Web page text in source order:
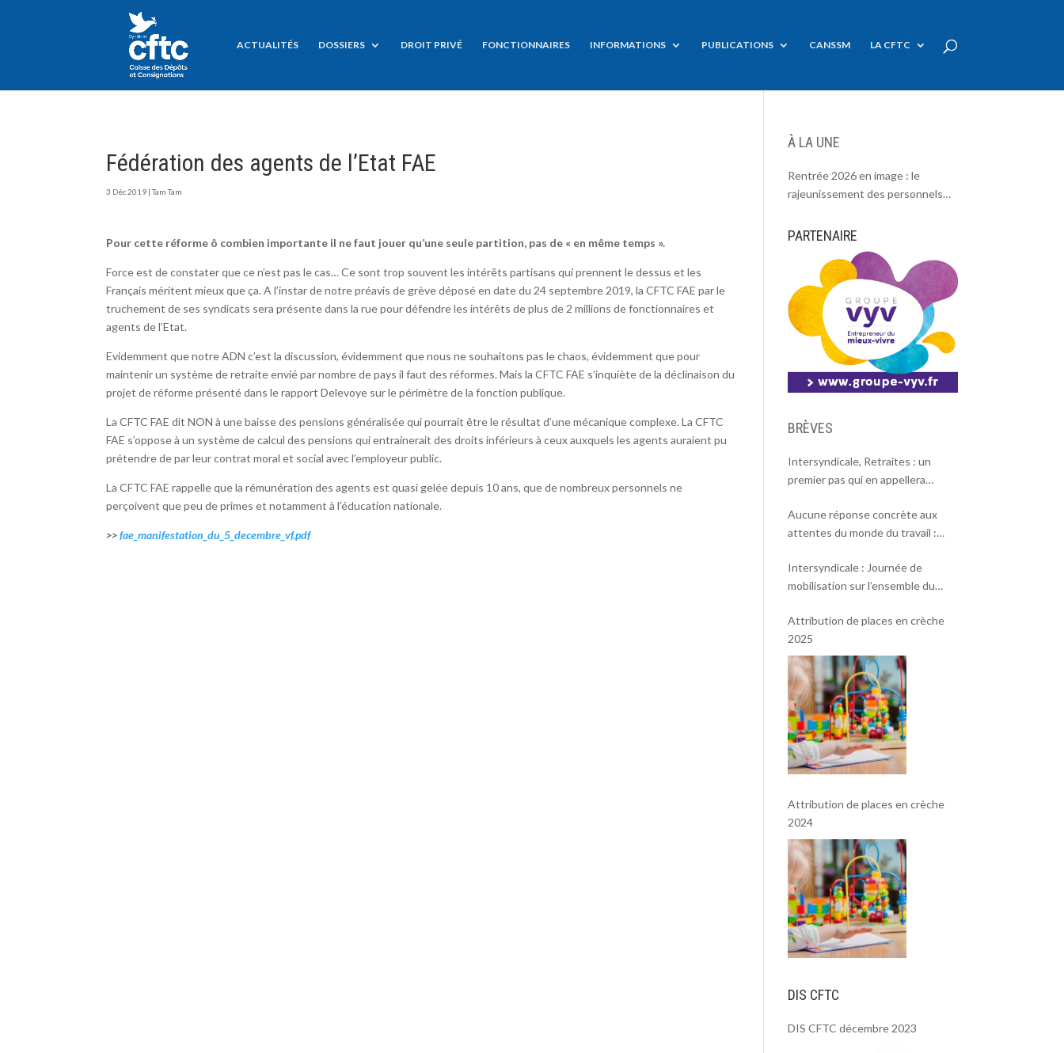
ACTUALITÉS DOSSIERS DROIT PRIVÉ FONCTIONNAIRES INFORMATIONS PUBLICATIONS CANSSM LA CFTC
Fédération des agents de l’Etat FAE
3 Déc 2019 |Tam Tam
Pour cette réforme ô combien importante il ne faut jouer qu’une seule partition, pas de « en même temps ».
Force est de constater que ce n’est pas le cas… Ce sont trop souvent les intérêts partisans qui prennent le dessus et les
Français méritent mieux que ça. A l’instar de notre préavis de grève déposé en date du 24 septembre 2019, la CFTC FAE par le
truchement de ses syndicats sera présente dans la rue pour défendre les intérêts de plus de 2 millions de fonctionnaires et
agents de l’Etat.
Evidemment que notre ADN c’est la discussion, évidemment que nous ne souhaitons pas le chaos, évidemment que pour
maintenir un système de retraite envié par nombre de pays il faut des réformes. Mais la CFTC FAE s’inquiète de la déclinaison du
projet de réforme présenté dans le rapport Delevoye sur le périmètre de la fonction publique.
La CFTC FAE dit NON à une baisse des pensions généralisée qui pourrait être le résultat d’une mécanique complexe. La CFTC
FAE s’oppose à un système de calcul des pensions qui entrainerait des droits inférieurs à ceux auxquels les agents auraient pu
prétendre de par leur contrat moral et social avec l’employeur public.
La CFTC FAE rappelle que la rémunération des agents est quasi gelée depuis 10 ans, que de nombreux personnels ne
perçoivent que peu de primes et notamment à l’éducation nationale.
>>fae_manifestation_du_5_decembre_vf.pdf
À LA UNE
Rentrée 2026 en image : le
rajeunissement des personnels
PARTENAIRE
BRÈVES
Intersyndicale, Retraites : un
premier pas qui en appellera
Aucune réponse concrète aux
attentes du monde du travail :
mobilisation massive le 2 octobre !
Intersyndicale : Journée de
mobilisation sur l’ensemble du
Attribution de places en crèche
2025
Attribution de places en crèche
2024
DIS CFTC
DIS CFTC décembre 2023